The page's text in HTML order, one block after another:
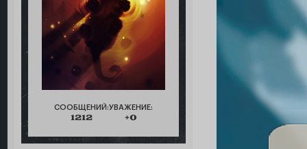
СООБЩЕНИЙ:
1212
УВАЖЕНИЕ:
+0